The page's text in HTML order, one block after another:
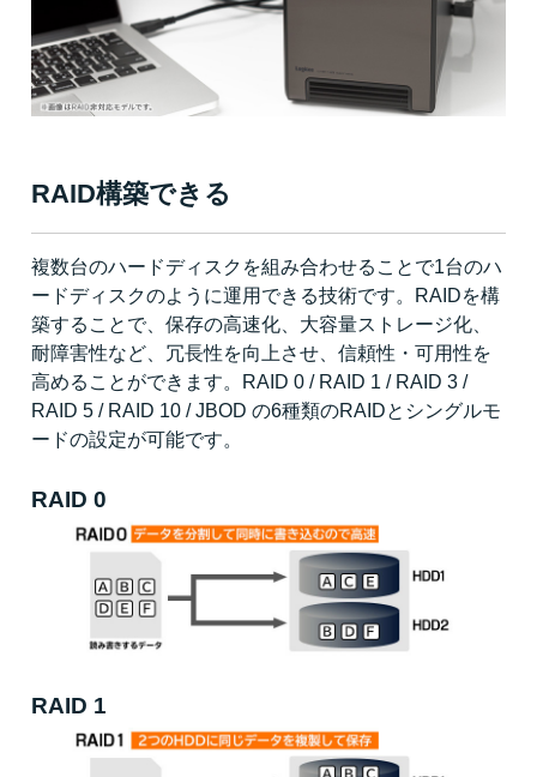
RAID構築できる
複数台のハードディスクを組み合わせることで1台のハ
ードディスクのように運用できる技術です。RAIDを構
築することで、保存の高速化、大容量ストレージ化、
耐障害性など、冗長性を向上させ、信頼性・可用性を
高めることができます。RAID 0 / RAID 1 / RAID 3 /
RAID 5 / RAID 10 / JBOD の6種類のRAIDとシングルモ
ードの設定が可能です。
RAID 0
RAID 1